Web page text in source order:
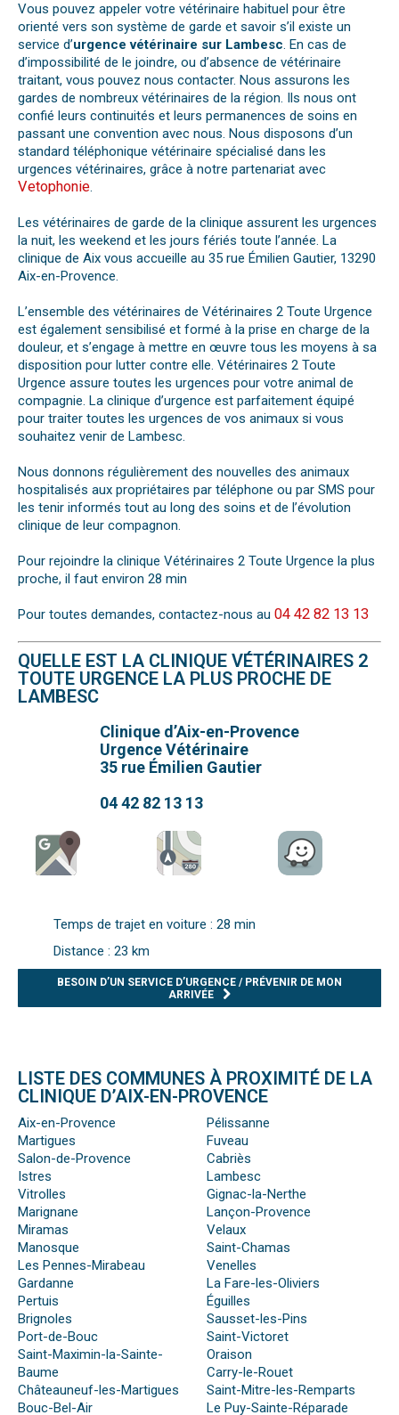
Vous pouvez appeler votre vétérinaire habituel pour être
orienté vers son système de garde et savoir s’il existe un
service d’urgence vétérinaire sur Lambesc. En cas de
d’impossibilité de le joindre, ou d’absence de vétérinaire
traitant, vous pouvez nous contacter. Nous assurons les
gardes de nombreux vétérinaires de la région. Ils nous ont
confié leurs continuités et leurs permanences de soins en
passant une convention avec nous. Nous disposons d’un
standard téléphonique vétérinaire spécialisé dans les
urgences vétérinaires, grâce à notre partenariat avec
Vetophonie.
Les vétérinaires de garde de la clinique assurent les urgences
la nuit, les weekend et les jours fériés toute l’année. La
clinique de Aix vous accueille au 35 rue Émilien Gautier, 13290
Aix-en-Provence.
L’ensemble des vétérinaires de Vétérinaires 2 Toute Urgence
est également sensibilisé et formé à la prise en charge de la
douleur, et s’engage à mettre en œuvre tous les moyens à sa
disposition pour lutter contre elle. Vétérinaires 2 Toute
Urgence assure toutes les urgences pour votre animal de
compagnie. La clinique d’urgence est parfaitement équipé
pour traiter toutes les urgences de vos animaux si vous
souhaitez venir de Lambesc.
Nous donnons régulièrement des nouvelles des animaux
hospitalisés aux propriétaires par téléphone ou par SMS pour
les tenir informés tout au long des soins et de l’évolution
clinique de leur compagnon.
Pour rejoindre la clinique Vétérinaires 2 Toute Urgence la plus
proche, il faut environ 28 min
Pour toutes demandes, contactez-nous au 04 42 82 13 13
QUELLE EST LA CLINIQUE VÉTÉRINAIRES 2
TOUTE URGENCE LA PLUS PROCHE DE
LAMBESC
Clinique d’Aix-en-Provence
Urgence Vétérinaire
35 rue Émilien Gautier
04 42 82 13 13
Temps de trajet en voiture : 28 min
Distance : 23 km
BESOIN D’UN SERVICE D’URGENCE / PRÉVENIR DE MON
ARRIVÉE
LISTE DES COMMUNES À PROXIMITÉ DE LA
CLINIQUE D’AIX-EN-PROVENCE
Aix-en-Provence
Martigues
Salon-de-Provence
Istres
Vitrolles
Marignane
Miramas
Manosque
Les Pennes-Mirabeau
Gardanne
Pertuis
Brignoles
Port-de-Bouc
Saint-Maximin-la-Sainte-
Baume
Châteauneuf-les-Martigues
Bouc-Bel-Air
Pélissanne
Fuveau
Cabriès
Lambesc
Gignac-la-Nerthe
Lançon-Provence
Velaux
Saint-Chamas
Venelles
La Fare-les-Oliviers
Éguilles
Sausset-les-Pins
Saint-Victoret
Oraison
Carry-le-Rouet
Saint-Mitre-les-Remparts
Le Puy-Sainte-Réparade